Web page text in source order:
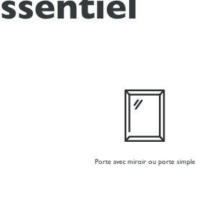
Porte avec miroir ou porte simple